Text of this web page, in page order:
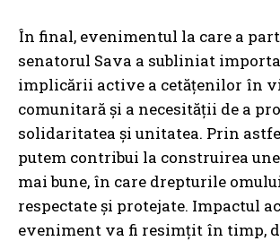
În final, evenimentul la care a
senatorul Sava a subliniat
implicării active a cetățenilor în
comunitară și a necesității de a
solidaritatea și unitatea. Prin
putem contribui la construirea
mai bune, în care drepturile
respectate și protejate. Impactul
eveniment va fi resimțit în timp,